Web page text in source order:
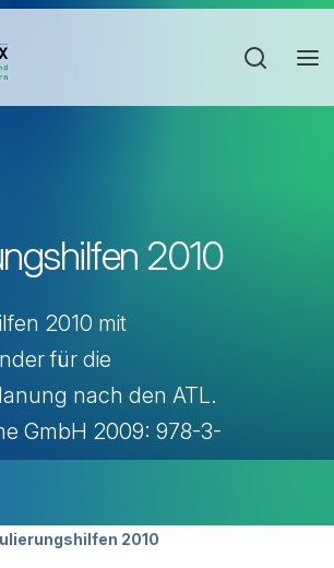
2010
2010 mit
für die
nach den ATL.
GmbH 2009: 978-3-
2010